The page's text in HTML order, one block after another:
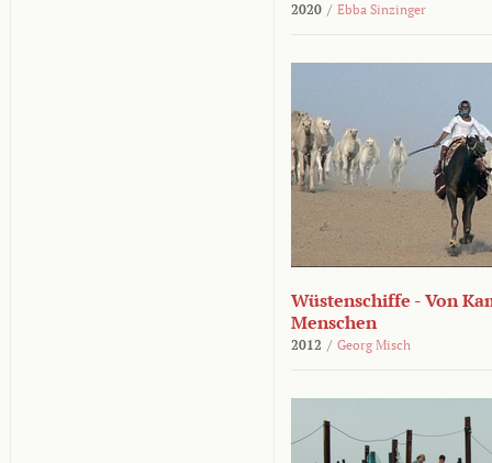
2020 / Ebba Sinzinger
Wüstenschiffe - Von
Menschen
2012 / Georg Misch